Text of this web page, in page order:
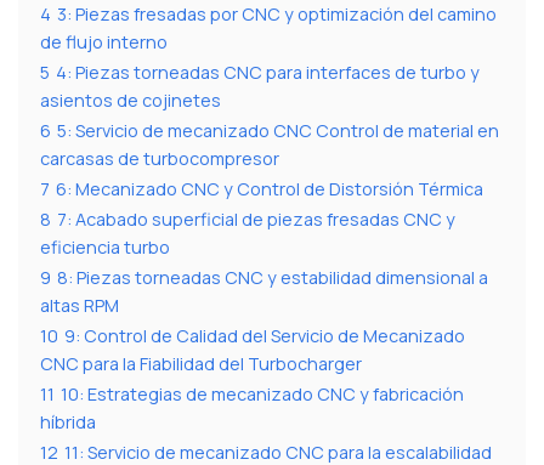
4 3: Piezas fresadas por CNC y optimización del camino
de flujo interno
5 4: Piezas torneadas CNC para interfaces de turbo y
asientos de cojinetes
6 5: Servicio de mecanizado CNC Control de material en
carcasas de turbocompresor
7 6: Mecanizado CNC y Control de Distorsión Térmica
8 7: Acabado superficial de piezas fresadas CNC y
eficiencia turbo
9 8: Piezas torneadas CNC y estabilidad dimensional a
altas RPM
10 9: Control de Calidad del Servicio de Mecanizado
CNC para la Fiabilidad del Turbocharger
11 10: Estrategias de mecanizado CNC y fabricación
híbrida
12 11: Servicio de mecanizado CNC para la escalabilidad